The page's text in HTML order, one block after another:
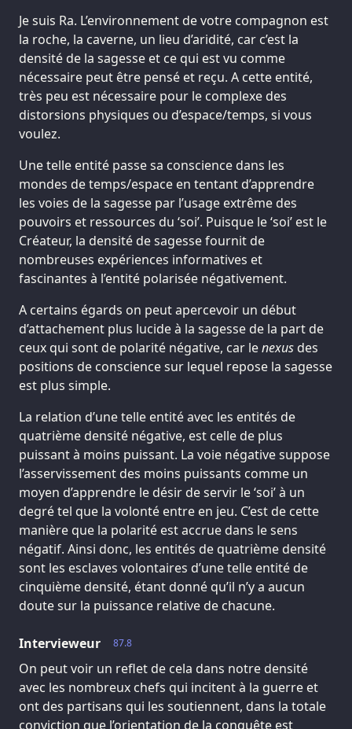
Je suis Ra. L’environnement de votre compagnon est
la roche, la caverne, un lieu d’aridité, car c’est la
densité de la sagesse et ce qui est vu comme
nécessaire peut être pensé et reçu. A cette entité,
très peu est nécessaire pour le complexe des
distorsions physiques ou d’espace/temps, si vous
voulez.
Une telle entité passe sa conscience dans les
mondes de temps/espace en tentant d’apprendre
les voies de la sagesse par l’usage extrême des
pouvoirs et ressources du ‘soi’. Puisque le ‘soi’ est le
Créateur, la densité de sagesse fournit de
nombreuses expériences informatives et
fascinantes à l’entité polarisée négativement.
A certains égards on peut apercevoir un début
d’attachement plus lucide à la sagesse de la part de
ceux qui sont de polarité négative, car lenexus des
positions de conscience sur lequel repose la sagesse
est plus simple.
La relation d’une telle entité avec les entités de
quatrième densité négative, est celle de plus
puissant à moins puissant. La voie négative suppose
l’asservissement des moins puissants comme un
moyen d’apprendre le désir de servir le ‘soi’ à un
degré tel que la volonté entre en jeu. C’est de cette
manière que la polarité est accrue dans le sens
négatif. Ainsi donc, les entités de quatrième densité
sont les esclaves volontaires d’une telle entité de
cinquième densité, étant donné qu’il n’y a aucun
doute sur la puissance relative de chacune.
87.8
Intervieweur
On peut voir un reflet de cela dans notre densité
avec les nombreux chefs qui incitent à la guerre et
ont des partisans qui les soutiennent, dans la totale
conviction que l’orientation de la conquête est